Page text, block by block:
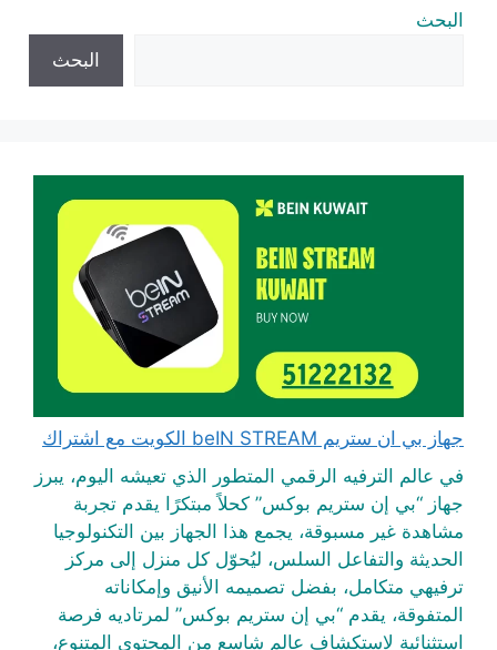
البحث
البحث
جهاز بي ان ستريم beIN STREAM الكويت مع اشتراك
في عالم الترفيه الرقمي المتطور الذي تعيشه اليوم، يبرز
جهاز “بي إن ستريم بوكس” كحلاً مبتكرًا يقدم تجربة
مشاهدة غير مسبوقة، يجمع هذا الجهاز بين التكنولوجيا
الحديثة والتفاعل السلس، ليُحوّل كل منزل إلى مركز
ترفيهي متكامل، بفضل تصميمه الأنيق وإمكاناته
المتفوقة، يقدم “بي إن ستريم بوكس” لمرتاديه فرصة
استثنائية لاستكشاف عالمٍ شاسع من المحتوى المتنوع،